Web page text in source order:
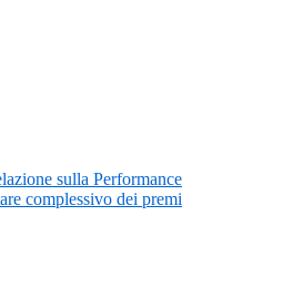
sulla Performance
complessivo dei premi